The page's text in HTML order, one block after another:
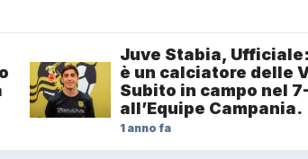
Juve Stabia,
è un calciatore delle
Subito in campo nel
all’Equipe Campania.
1 anno fa